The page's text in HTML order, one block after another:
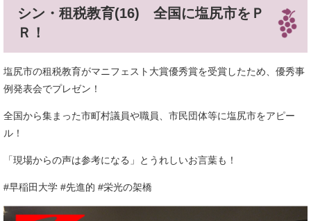
シン・租税教育(16) 全国に塩尻市をＰ
Ｒ！
塩尻市の租税教育がマニフェスト大賞優秀賞を受賞したため、優秀事
例発表会でプレゼン！
全国から集まった市町村議員や職員、市民団体等に塩尻市をアピー
ル！
「現場からの声は参考になる」とうれしいお言葉も！
#早稲田大学 #先進的 #栄光の架橋